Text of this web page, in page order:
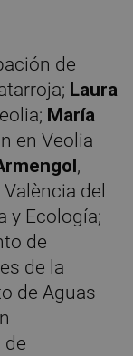
de
Laura
María
en Veolia
,
del
y Ecología;
de
de la
de Aguas
de